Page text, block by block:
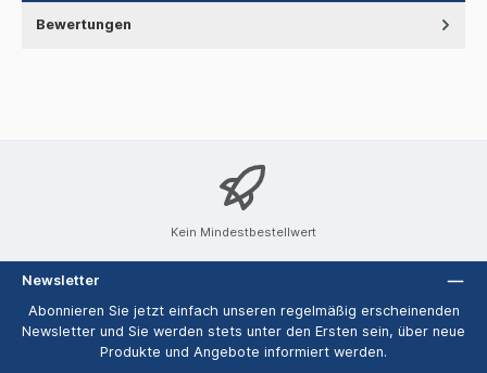
Bewertungen
Kein Mindestbestellwert
Newsletter
Abonnieren Sie jetzt einfach unseren regelmäßig erscheinenden
Newsletter und Sie werden stets unter den Ersten sein, über neue
Produkte und Angebote informiert werden.